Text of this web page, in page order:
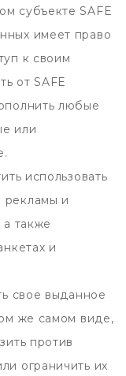
субъекте SAFE
имеет право
к своим
от SAFE
любые
или
использовать
рекламы и
а также
и
свое выданное
же самом виде,
против
ограничить их